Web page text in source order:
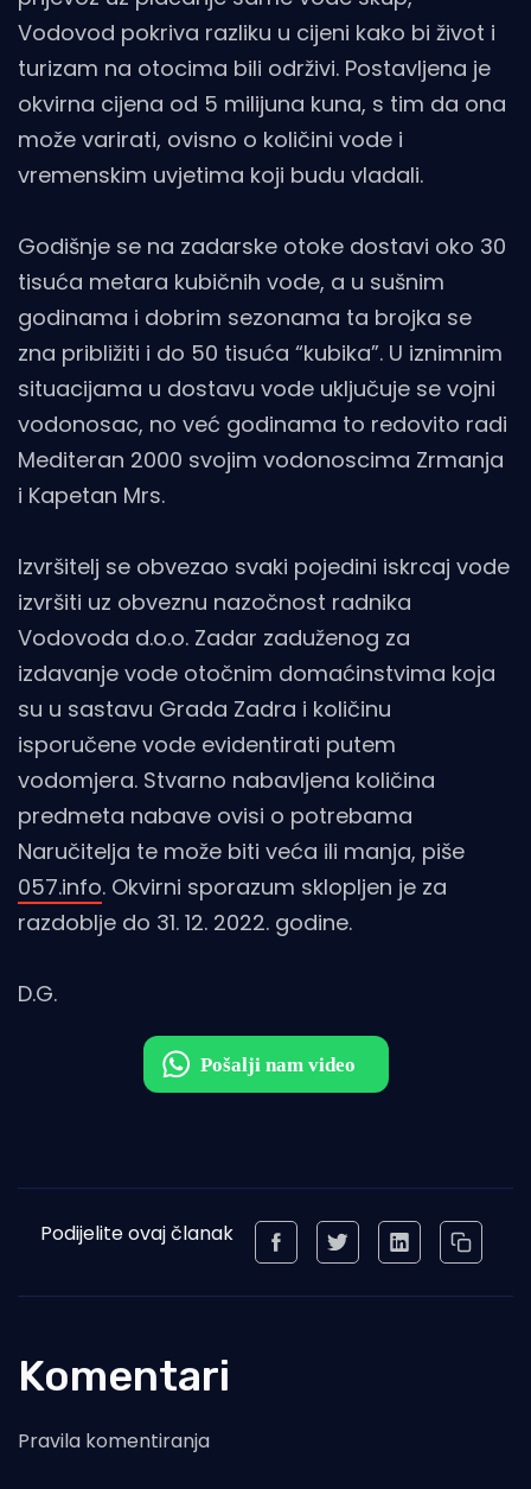
Vodovod pokriva razliku u cijeni kako bi život i
turizam na otocima bili održivi. Postavljena je
okvirna cijena od 5 milijuna kuna, s tim da ona
može varirati, ovisno o količini vode i
vremenskim uvjetima koji budu vladali.
Godišnje se na zadarske otoke dostavi oko 30
tisuća metara kubičnih vode, a u sušnim
godinama i dobrim sezonama ta brojka se
zna približiti i do 50 tisuća “kubika”. U iznimnim
situacijama u dostavu vode uključuje se vojni
vodonosac, no već godinama to redovito radi
Mediteran 2000 svojim vodonoscima Zrmanja
i Kapetan Mrs.
Izvršitelj se obvezao svaki pojedini iskrcaj vode
izvršiti uz obveznu nazočnost radnika
Vodovoda d.o.o. Zadar zaduženog za
izdavanje vode otočnim domaćinstvima koja
su u sastavu Grada Zadra i količinu
isporučene vode evidentirati putem
vodomjera. Stvarno nabavljena količina
predmeta nabave ovisi o potrebama
Naručitelja te može biti veća ili manja, piše
057.info. Okvirni sporazum sklopljen je za
razdoblje do 31. 12. 2022. godine.
D.G.
Podijelite ovaj članak
Komentari
Pravila komentiranja